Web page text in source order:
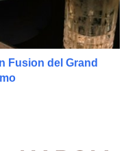
Fusion del Grand